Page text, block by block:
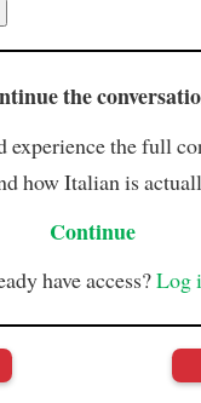
the
experience the full
how Italian is
Continue
have access?Log